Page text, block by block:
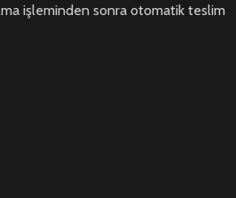
işleminden sonra otomatik teslim